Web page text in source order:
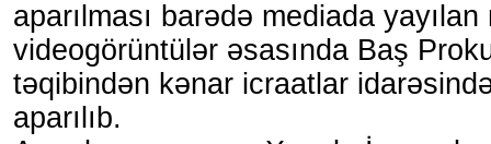
aparılması barədə mediada
videogörüntülər əsasında Baş
təqibindən kənar icraatlar
aparılıb.